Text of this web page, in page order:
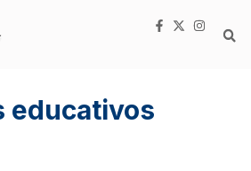
educativos